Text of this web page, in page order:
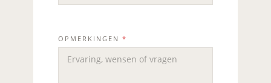
OPMERKINGEN *